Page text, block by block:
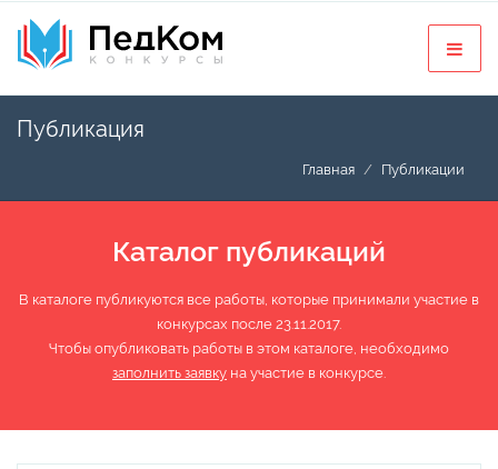
Публикация
Главная Публикации
Каталог публикаций
В каталоге публикуются все работы, которые принимали участие в
конкурсах после 23.11.2017.
Чтобы опубликовать работы в этом каталоге, необходимо
заполнить заявку на участие в конкурсе.